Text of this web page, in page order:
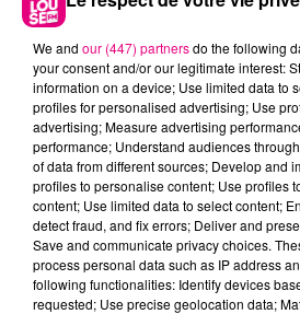
EN PLEIN AIR
La préfecture de la Haute-
manifestations sportives en
espaces non climatisés. La
par cas pour les manifestations
récréatives. Enfin, la
prohibée sur la voie publique
placés en alerte rouge à la
We and our (447) partnersdo the following
your consent and/or our legitimate interest:
information on a device; Use limited data to
profiles for personalised advertising; Use
advertising; Measure advertising
performance; Understand audiences
of data from different sources; Develop and
profiles to personalise content; Use profiles
content; Use limited data to select content;
detect fraud, and fix errors; Deliver and
Save and communicate privacy choices.
process personal data such as IP address
following functionalities: Identify devices
requested; Use precise geolocation data;